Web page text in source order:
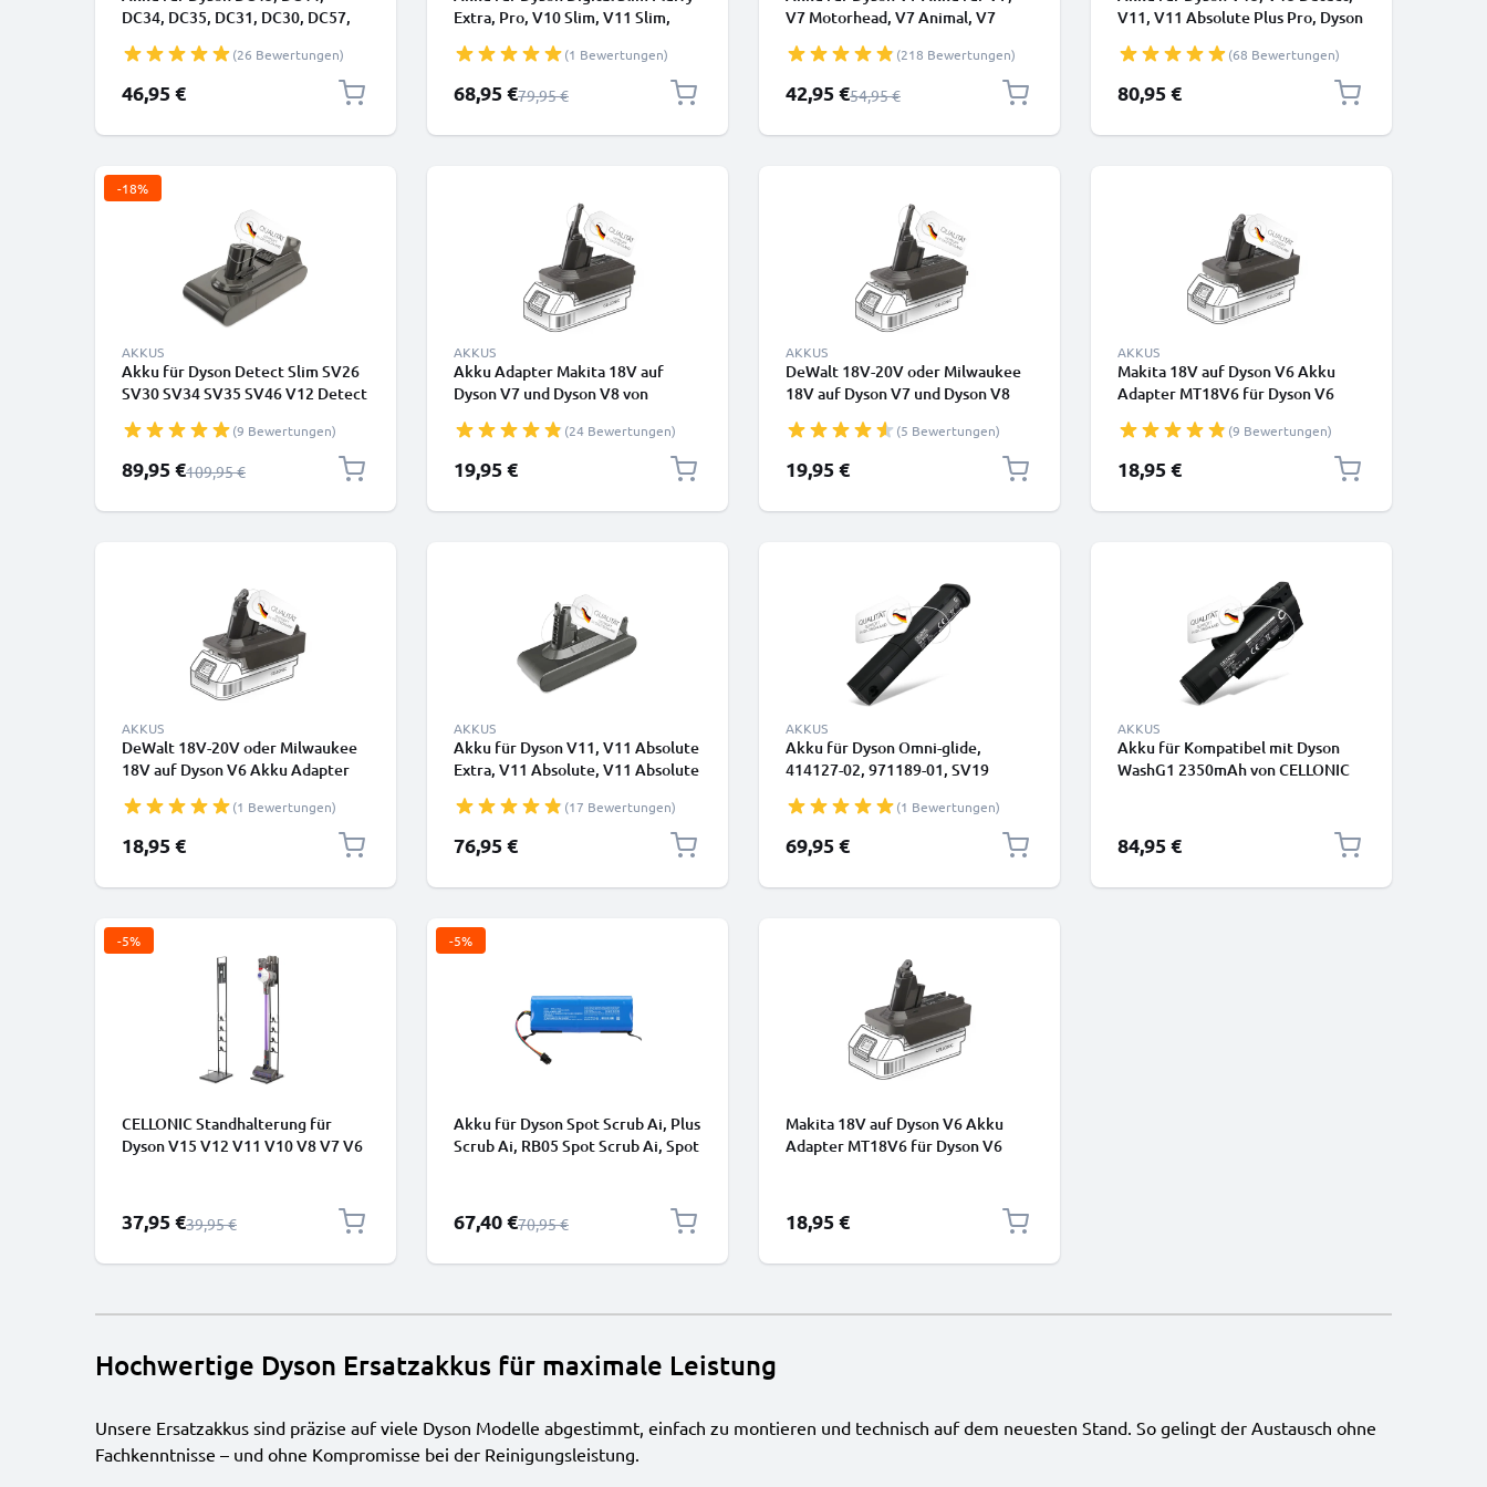
DC34, DC35, DC31, DC30, DC57,
Passend für Typ A - Einsteckbarer
Akku - von CELLONIC
(26 Bewertungen)
46,95 €
Extra, Pro, V10 Slim, V11 Slim,
Fluffy Extra (Dyson SV18)
2500mAh von CELLONIC -
Einsteckbarer Akku
(1 Bewertungen)
Sonderpreis
68,95 €Regulärer Preis
79,95 €
V7 Motorhead, V7 Animal, V7
Clean, SV11 Type B (Dyson
968670-02) (21.6V, 2500mAh) von
CELLONIC - Batterie mit Schraube
(218 Bewertungen)
Sonderpreis
42,95 €Regulärer Preis
54,95 €
V11, V11 Absolute Plus Pro, Dyson
Type A - Einsteckbarer Akku -
4000mAh von CELLONIC
(68 Bewertungen)
80,95 €
-18%
AKKUS
Akku für Dyson Detect Slim SV26
SV30 SV34 SV35 SV46 V12 Detect
SV20 V12 Slim 2500mAh von
CELLONIC - Einsteckbarer Akku
(9 Bewertungen)
Sonderpreis
89,95 €Regulärer Preis
109,95 €
AKKUS
Akku Adapter Makita 18V auf
Dyson V7 und Dyson V8 von
(24 Bewertungen)
19,95 €
AKKUS
DeWalt 18V-20V oder Milwaukee
18V auf Dyson V7 und Dyson V8
(5 Bewertungen)
19,95 €
AKKUS
Makita 18V auf Dyson V6 Akku
Adapter MT18V6 für Dyson V6
(9 Bewertungen)
18,95 €
AKKUS
DeWalt 18V-20V oder Milwaukee
18V auf Dyson V6 Akku Adapter
(1 Bewertungen)
18,95 €
AKKUS
Akku für Dyson V11, V11 Absolute
Extra, V11 Absolute, V11 Absolute
Batterie mit Schraube - 4000mAh
Li-Ion von CELLONIC
(17 Bewertungen)
76,95 €
AKKUS
Akku für Dyson Omni-glide,
414127-02, 971189-01, SV19
(1 Bewertungen)
69,95 €
AKKUS
Akku für Kompatibel mit Dyson
WashG1 2350mAh von CELLONIC
84,95 €
-5%
CELLONIC Standhalterung für
Dyson V15 V12 V11 V10 V8 V7 V6
Turmständer
Sonderpreis
37,95 €Regulärer Preis
39,95 €
-5%
Akku für Dyson Spot Scrub Ai, Plus
Scrub Ai, RB05 Spot Scrub Ai, Spot
Sonderpreis
67,40 €Regulärer Preis
70,95 €
Makita 18V auf Dyson V6 Akku
Adapter MT18V6 für Dyson V6
18,95 €
Hochwertige Dyson Ersatzakkus für maximale Leistung
Unsere Ersatzakkus sind präzise auf viele Dyson Modelle abgestimmt, einfach zu montieren und technisch auf dem neuesten Stand. So gelingt der Austausch ohne
Fachkenntnisse – und ohne Kompromisse bei der Reinigungsleistung.